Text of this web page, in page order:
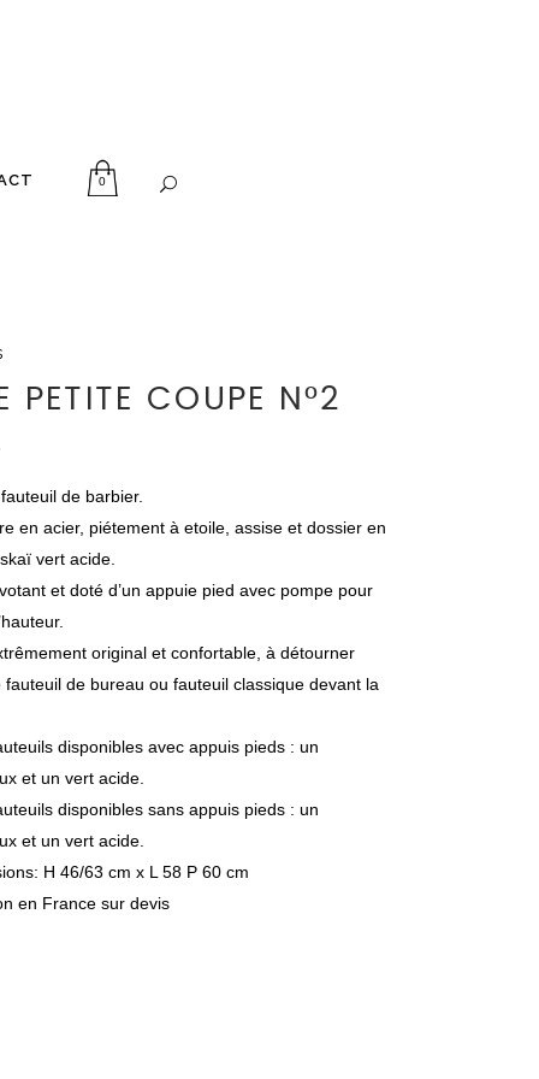
0
PETITE COUPE N°2
de barbier.
en acier, piétement à etoile, assise et dossier en
vert acide.
et doté d’un appuie pied avec pompe pour
original et confortable, à détourner
fauteuil de bureau ou fauteuil classique devant la
disponibles avec appuis pieds : un
et un vert acide.
disponibles sans appuis pieds : un
et un vert acide.
H 46/63 cm x L 58 P 60 cm
en France sur devis